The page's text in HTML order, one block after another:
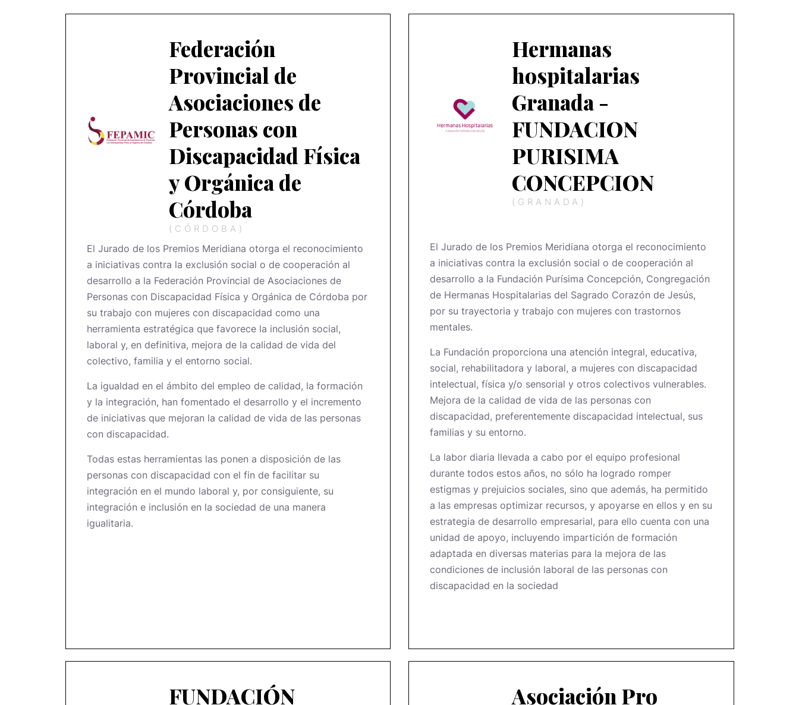
Federación
Provincial de
Asociaciones de
Personas con
Discapacidad Física
y Orgánica de
Córdoba
(CÓRDOBA)
El Jurado de los Premios Meridiana otorga el reconocimiento
a iniciativas contra la exclusión social o de cooperación al
desarrollo a la Federación Provincial de Asociaciones de
Personas con Discapacidad Física y Orgánica de Córdoba por
su trabajo con mujeres con discapacidad como una
herramienta estratégica que favorece la inclusión social,
laboral y, en definitiva, mejora de la calidad de vida del
colectivo, familia y el entorno social.
La igualdad en el ámbito del empleo de calidad, la formación
y la integración, han fomentado el desarrollo y el incremento
de iniciativas que mejoran la calidad de vida de las personas
con discapacidad.
Todas estas herramientas las ponen a disposición de las
personas con discapacidad con el fin de facilitar su
integración en el mundo laboral y, por consiguiente, su
integración e inclusión en la sociedad de una manera
igualitaria.
Hermanas
hospitalarias
Granada -
FUNDACION
PURISIMA
CONCEPCION
(GRANADA)
El Jurado de los Premios Meridiana otorga el reconocimiento
a iniciativas contra la exclusión social o de cooperación al
desarrollo a la Fundación Purísima Concepción, Congregación
de Hermanas Hospitalarias del Sagrado Corazón de Jesús,
por su trayectoria y trabajo con mujeres con trastornos
mentales.
La Fundación proporciona una atención integral, educativa,
social, rehabilitadora y laboral, a mujeres con discapacidad
intelectual, física y/o sensorial y otros colectivos vulnerables.
Mejora de la calidad de vida de las personas con
discapacidad, preferentemente discapacidad intelectual, sus
familias y su entorno.
La labor diaria llevada a cabo por el equipo profesional
durante todos estos años, no sólo ha logrado romper
estigmas y prejuicios sociales, sino que además, ha permitido
a las empresas optimizar recursos, y apoyarse en ellos y en su
estrategia de desarrollo empresarial, para ello cuenta con una
unidad de apoyo, incluyendo impartición de formación
adaptada en diversas materias para la mejora de las
condiciones de inclusión laboral de las personas con
discapacidad en la sociedad
FUNDACIÓN Asociación Pro